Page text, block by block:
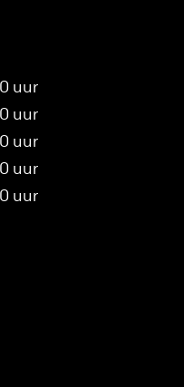
uur
uur
uur
uur
uur